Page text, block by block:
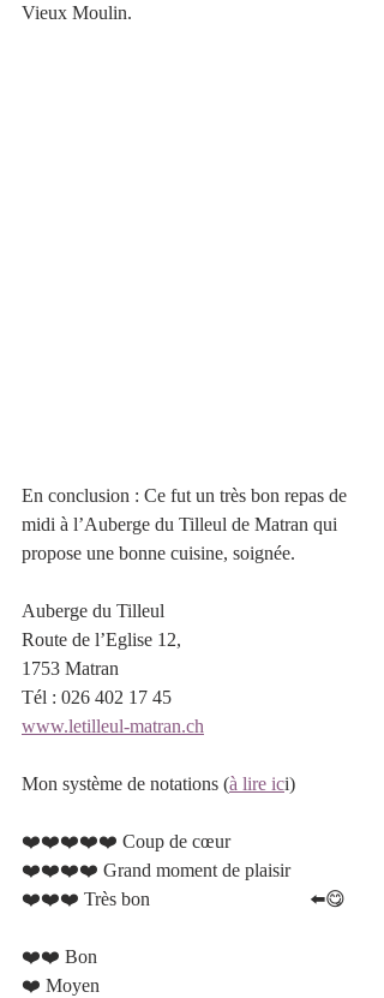
Vieux Moulin.
En conclusion : Ce fut un très bon repas de
midi à l’Auberge du Tilleul de Matran qui
propose une bonne cuisine, soignée.
Auberge du Tilleul
Route de l’Eglise 12,
1753 Matran
Tél : 026 402 17 45
www.letilleul-matran.ch
Mon système de notations (à lire ici)
❤️❤️❤️❤️ Grand moment de plaisir
❤️❤️❤️ Très bon 				⬅️😋
❤️ Moyen